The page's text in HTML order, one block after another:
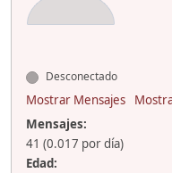
Desconectado
Mostrar Mensajes
Mensajes:
41 (0.017 por día)
Edad: